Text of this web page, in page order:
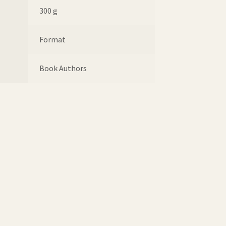
300 g
Format
Book Authors